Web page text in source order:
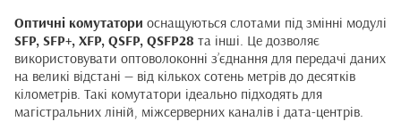
Оптичні комутатори оснащуються слотами під змінні модулі
SFP, SFP+, XFP, QSFP, QSFP28 та інші. Це дозволяє
використовувати оптоволоконні з’єднання для передачі даних
на великі відстані — від кількох сотень метрів до десятків
кілометрів. Такі комутатори ідеально підходять для
магістральних ліній, міжсерверних каналів і дата-центрів.